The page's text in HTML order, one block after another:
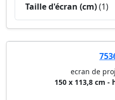
Taille d'écran (cm)(1)
ecran de
150 x 113,8 cm